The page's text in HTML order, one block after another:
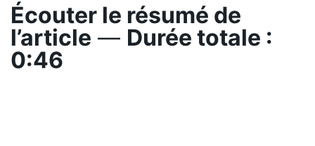
Écouter le résumé de
l’article — Durée totale :
0:46